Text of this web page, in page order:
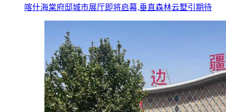
喀什海棠府邸城市展厅即将启幕,垂直森林云墅引期待